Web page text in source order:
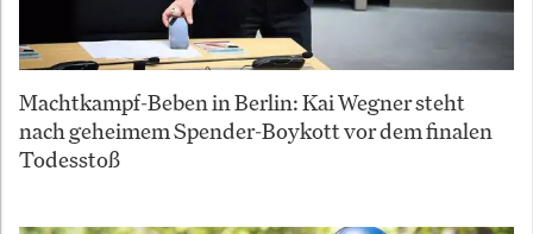
Machtkampf-Beben in Berlin: Kai Wegner steht
nach geheimem Spender-Boykott vor dem finalen
Todesstoß